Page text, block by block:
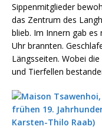
Sippenmitglieder
das Zentrum des
blieb. Im Innern gab
Uhr brannten.
Längsseiten. Wobei
und Tierfellen